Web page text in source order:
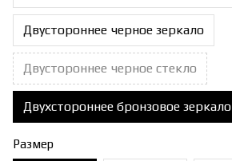
Двустороннее черное зеркало
Двустороннее черное стекло
Двухстороннее бронзовое зеркало
Размер